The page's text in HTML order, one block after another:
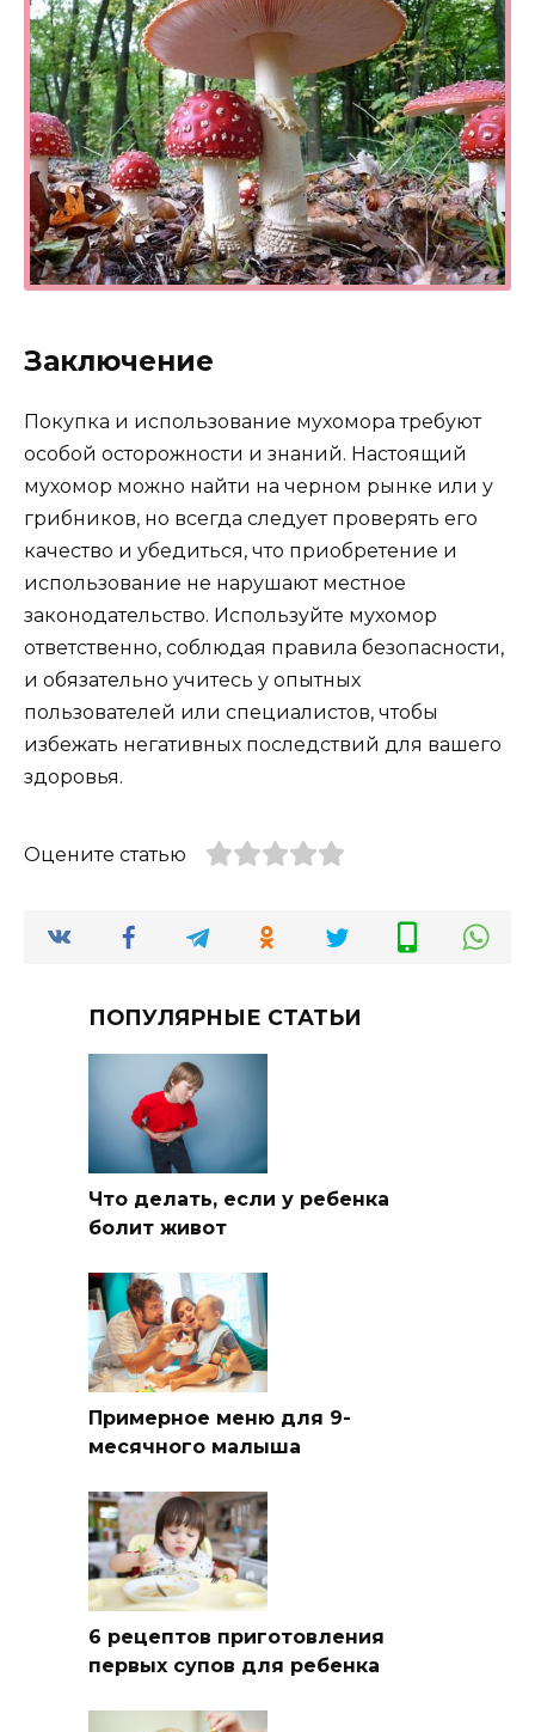
Заключение
Покупка и использование мухомора требуют
особой осторожности и знаний. Настоящий
мухомор можно найти на черном рынке или у
грибников, но всегда следует проверять его
качество и убедиться, что приобретение и
использование не нарушают местное
законодательство. Используйте мухомор
ответственно, соблюдая правила безопасности,
и обязательно учитесь у опытных
пользователей или специалистов, чтобы
избежать негативных последствий для вашего
здоровья.
Оцените статью
ПОПУЛЯРНЫЕ СТАТЬИ
Что делать, если у ребенка
болит живот
Примерное меню для 9-
месячного малыша
6 рецептов приготовления
первых супов для ребенка